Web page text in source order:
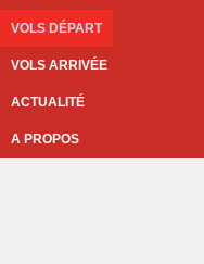
VOLS DÉPART
VOLS ARRIVÉE
ACTUALITÉ
A PROPOS